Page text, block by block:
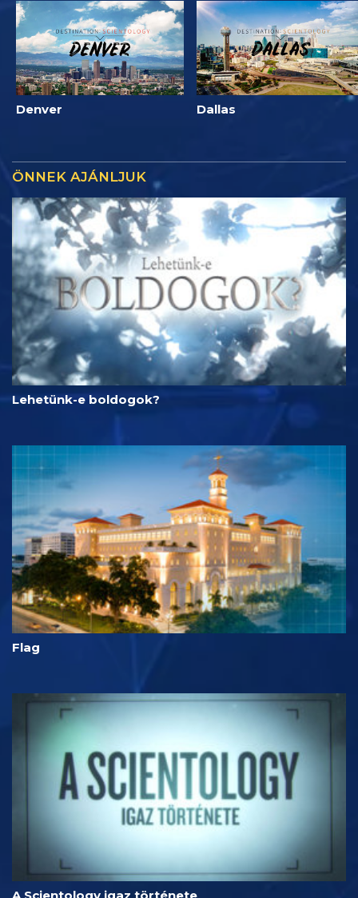
Denver Dallas
ÖNNEK AJÁNLJUK
Lehetünk-e boldogok?
Flag